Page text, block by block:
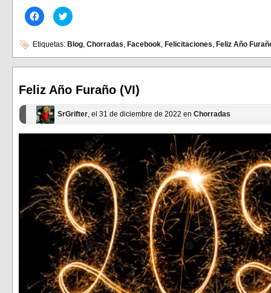
Haz
clic
en
Facebook
(Se
abre
ventana
nueva)
Haz
clic
en
Twitter
(Se
abre
ventana
nueva)
Etiquetas: Blog, Chorradas, Facebook, Felicitaciones, Feliz Año
Feliz Año Furaño (VI)
SrGrifter, el 31 de diciembre de 2022 en Chorradas